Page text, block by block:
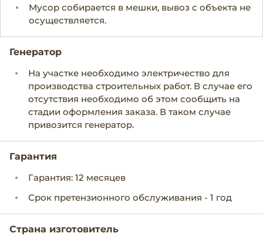
Мусор собирается в мешки, вывоз с объекта не
осуществляется.
Генератор
На участке необходимо электричество для
производства строительных работ. В случае его
отсутствия необходимо об этом сообщить на
стадии оформления заказа. В таком случае
привозится генератор.
Гарантия
Гарантия: 12 месяцев
Срок претензионного обслуживания - 1 год
Страна изготовитель